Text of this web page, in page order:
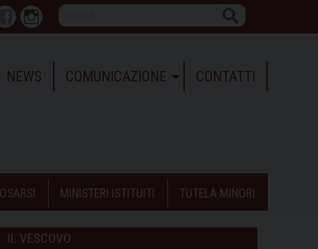
FacebookInstagram
NEWS COMUNICAZIONE CONTATTI
MINISTERI ISTITUITI TUTELA MINORI
IL VESCOVO